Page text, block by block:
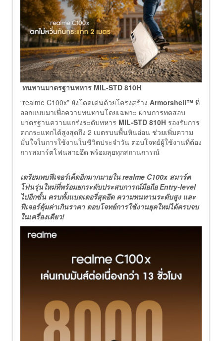
ทนทานมาตรฐานทหาร MIL-STD 810H
“realme C100x” ยังโดดเด่นด้วยโครงสร้าง Armorshell™ ที่
ออกแบบมาเพื่อความทนทานโดยเฉพาะ ผ่านการทดสอบ
มาตรฐานความแกร่งระดับทหาร MIL-STD 810H รองรับการ
ตกกระแทกได้สูงสุดถึง 2 เมตรบนพื้นหินอ่อน ช่วยเพิ่มความ
มั่นใจในการใช้งานในชีวิตประจำวัน ตอบโจทย์ผู้ใช้งานที่ต้อง
การสมาร์ตโฟนสายอึด พร้อมลุยทุกสถานการณ์
เตรียมพบฟีเจอร์เด็ดอีกมากมายใน realme C100x สมาร์ต
โฟนรุ่นใหม่ที่พร้อมยกระดับประสบการณ์มือถือ Entry-level
ไปอีกขั้น ครบทั้งแบตเตอรี่สุดอึด ความทนทานระดับสูง และ
ฟีเจอร์คุ้มค่าเกินราคา ตอบโจทย์การใช้งานยุคใหม่ได้ครบจบ
ในเครื่องเดียว!